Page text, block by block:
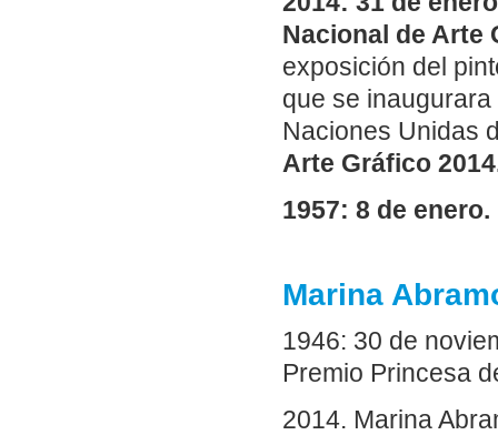
Nacional de Arte
exposición del
que se
Naciones Unidas
Arte Gráfico
1957: 8 de
Marina
1946: 30 de
Premio Princesa
2014. Marina